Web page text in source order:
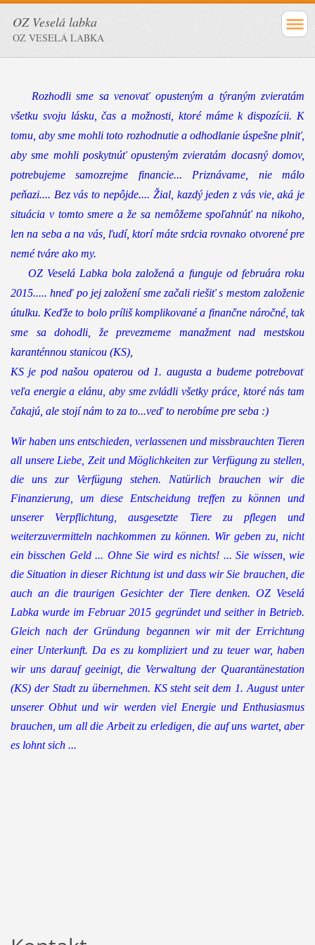
OZ Veselá labka
OZ VESELÁ LABKA
Rozhodli sme sa venovať opusteným a týraným zvieratám
všetku svoju lásku, čas a možnosti, ktoré máme k dispozícii. K
tomu, aby sme mohli toto rozhodnutie a odhodlanie úspešne plniť,
aby sme mohli poskytnúť opusteným zvieratám docasný domov,
potrebujeme samozrejme financie... Priznávame, nie málo
peňazi.... Bez vás to nepôjde.... Žial, kazdý jeden z vás vie, aká je
situácia v tomto smere a že sa nemôžeme spoľahnúť na nikoho,
len na seba a na vás, ľudí, ktorí máte srdcia rovnako otvorené pre
nemé tváre ako my.
OZ Veselá Labka bola založená a funguje od februára roku
2015..... hneď po jej založení sme začali riešiť s mestom založenie
útulku. Keďže to bolo príliš komplikované a finančne náročné, tak
sme sa dohodli, že prevezmeme manažment nad mestskou
karanténnou stanicou (KS),
KS je pod našou opaterou od 1. augusta a budeme potrebovať
veľa energie a elánu, aby sme zvládli všetky práce, ktoré nás tam
čakajú, ale stojí nám to za to...veď to nerobíme pre seba :)
Wir haben uns entschieden, verlassenen und missbrauchten Tieren
all unsere Liebe, Zeit und Möglichkeiten zur Verfügung zu stellen,
die uns zur Verfügung stehen. Natürlich brauchen wir die
Finanzierung, um diese Entscheidung treffen zu können und
unserer Verpflichtung, ausgesetzte Tiere zu pflegen und
weiterzuvermitteln nachkommen zu können. Wir geben zu, nicht
ein bisschen Geld ... Ohne Sie wird es nichts! ... Sie wissen, wie
die Situation in dieser Richtung ist und dass wir Sie brauchen, die
auch an die traurigen Gesichter der Tiere denken. OZ Veselá
Labka wurde im Februar 2015 gegründet und seither in Betrieb.
Gleich nach der Gründung begannen wir mit der Errichtung
einer Unterkunft. Da es zu kompliziert und zu teuer war, haben
wir uns darauf geeinigt, die Verwaltung der Quarantänestation
(KS) der Stadt zu übernehmen. KS steht seit dem 1. August unter
unserer Obhut und wir werden viel Energie und Enthusiasmus
brauchen, um all die Arbeit zu erledigen, die auf uns wartet, aber
es lohnt sich ...